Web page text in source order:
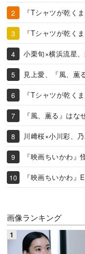
『Tシャツが乾く
『Tシャツが乾く
小栗旬×横浜流星
見上愛、『風、薫
『Tシャツが乾く
『風、薫る』はな
川﨑桜×小川彩、
『映画ちいかわ
『映画ちいかわ
画像ランキング